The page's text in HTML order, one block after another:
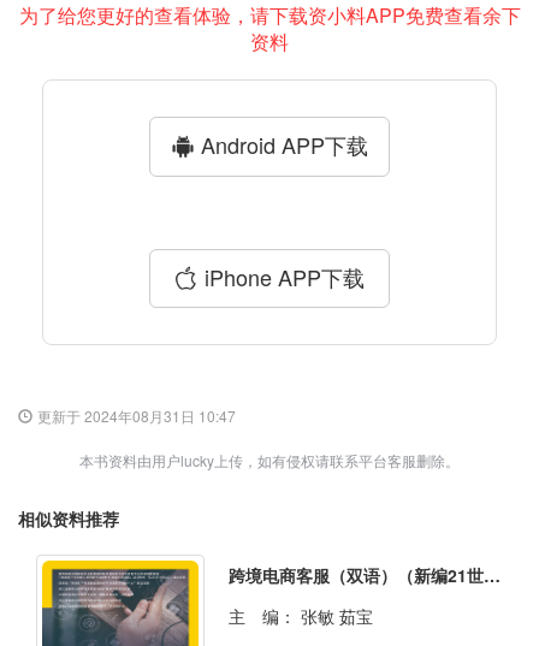
为了给您更好的查看体验，请下载资小料APP免费查看余下
资料
Android APP下载
iPhone APP下载
更新于 2024年08月31日 10:47
本书资料由用户lucky上传，如有侵权请联系平台客服删除。
相似资料推荐
跨境电商客服（双语）（新编21世纪高等职业教育精品教材·电子商务类；国家级“跨境电子商务综合服务应用
主 编： 张敏 茹宝